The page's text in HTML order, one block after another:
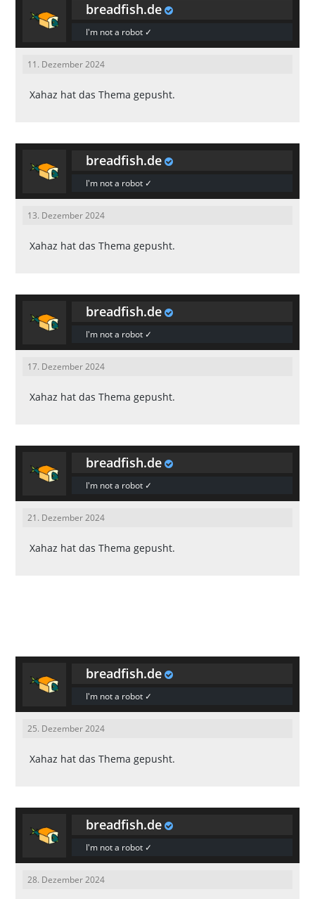
breadfish.de
I'm not a robot ✓
11. Dezember 2024
Xahaz hat das Thema gepusht.
breadfish.de
I'm not a robot ✓
13. Dezember 2024
Xahaz hat das Thema gepusht.
breadfish.de
I'm not a robot ✓
17. Dezember 2024
Xahaz hat das Thema gepusht.
breadfish.de
I'm not a robot ✓
21. Dezember 2024
Xahaz hat das Thema gepusht.
breadfish.de
I'm not a robot ✓
25. Dezember 2024
Xahaz hat das Thema gepusht.
breadfish.de
I'm not a robot ✓
28. Dezember 2024